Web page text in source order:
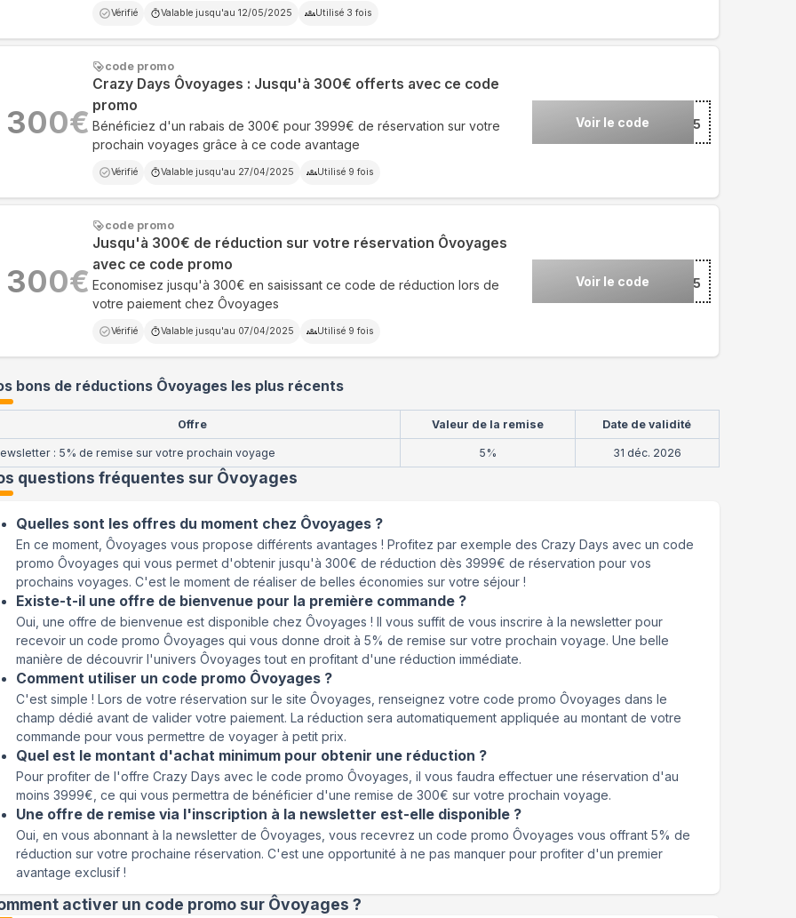
Vérifié Valable jusqu'au 12/05/2025 Utilisé 3 fois
code promo
Crazy Days Ôvoyages : Jusqu'à 300€ offerts avec ce code
promo
Bénéficiez d'un rabais de 300€ pour 3999€ de réservation sur votre
prochain voyages grâce à ce code avantage
Vérifié Valable jusqu'au 27/04/2025 Utilisé 9 fois
Voir le code***ZY25
300€
code promo
Jusqu'à 300€ de réduction sur votre réservation Ôvoyages
avec ce code promo
Economisez jusqu'à 300€ en saisissant ce code de réduction lors de
votre paiement chez Ôvoyages
Vérifié Valable jusqu'au 07/04/2025 Utilisé 9 fois
Voir le code ***25
300€
bons de réductions Ôvoyages les plus récents
Offre Valeur de la remise Date de validité
: 5% de remise sur votre prochain voyage 5% 31 déc. 2026
questions fréquentes sur Ôvoyages
Quelles sont les offres du moment chez Ôvoyages ?
En ce moment, Ôvoyages vous propose différents avantages ! Profitez par exemple des Crazy Days avec un code
promo Ôvoyages qui vous permet d'obtenir jusqu'à 300€ de réduction dès 3999€ de réservation pour vos
prochains voyages. C'est le moment de réaliser de belles économies sur votre séjour !
Existe-t-il une offre de bienvenue pour la première commande ?
Oui, une offre de bienvenue est disponible chez Ôvoyages ! Il vous suffit de vous inscrire à la newsletter pour
recevoir un code promo Ôvoyages qui vous donne droit à 5% de remise sur votre prochain voyage. Une belle
manière de découvrir l'univers Ôvoyages tout en profitant d'une réduction immédiate.
Comment utiliser un code promo Ôvoyages ?
C'est simple ! Lors de votre réservation sur le site Ôvoyages, renseignez votre code promo Ôvoyages dans le
champ dédié avant de valider votre paiement. La réduction sera automatiquement appliquée au montant de votre
commande pour vous permettre de voyager à petit prix.
Quel est le montant d'achat minimum pour obtenir une réduction ?
Pour profiter de l'offre Crazy Days avec le code promo Ôvoyages, il vous faudra effectuer une réservation d'au
moins 3999€, ce qui vous permettra de bénéficier d'une remise de 300€ sur votre prochain voyage.
Une offre de remise via l'inscription à la newsletter est-elle disponible ?
Oui, en vous abonnant à la newsletter de Ôvoyages, vous recevrez un code promo Ôvoyages vous offrant 5% de
réduction sur votre prochaine réservation. C'est une opportunité à ne pas manquer pour profiter d'un premier
avantage exclusif !
activer un code promo sur Ôvoyages ?